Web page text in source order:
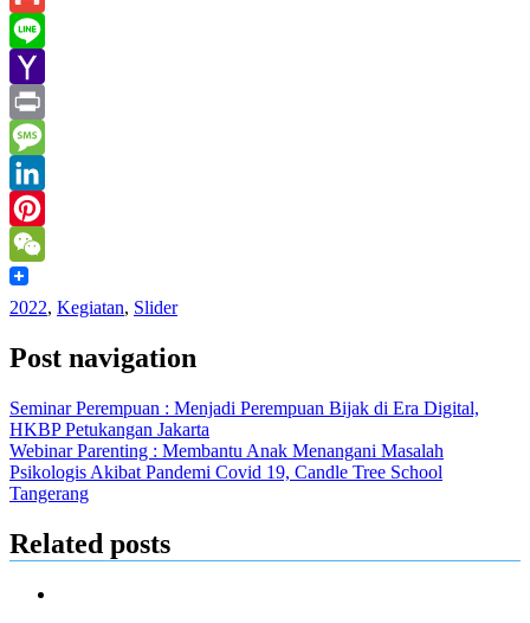
Gmail
Line
Yahoo
Mail
Print
Message
LinkedIn
Pinterest
WeChat
2022, Kegiatan, Slider
Post navigation
Seminar Perempuan : Menjadi Perempuan Bijak di Era Digital,
HKBP Petukangan Jakarta
Webinar Parenting : Membantu Anak Menangani Masalah
Psikologis Akibat Pandemi Covid 19, Candle Tree School
Tangerang
Related posts